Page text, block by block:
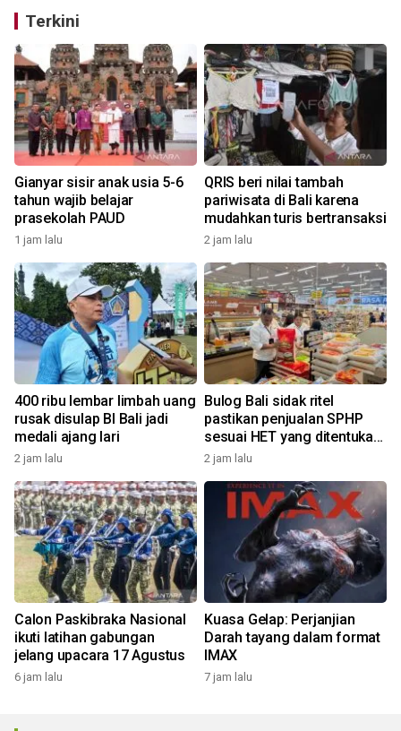
Terkini
Gianyar sisir anak usia 5-6
tahun wajib belajar
prasekolah PAUD
1 jam lalu
QRIS beri nilai tambah
pariwisata di Bali karena
mudahkan turis bertransaksi
2 jam lalu
400 ribu lembar limbah uang
rusak disulap BI Bali jadi
medali ajang lari
2 jam lalu
Bulog Bali sidak ritel
pastikan penjualan SPHP
sesuai HET yang ditentukan
pemerintah
2 jam lalu
Calon Paskibraka Nasional
ikuti latihan gabungan
jelang upacara 17 Agustus
6 jam lalu
Kuasa Gelap: Perjanjian
Darah tayang dalam format
IMAX
7 jam lalu